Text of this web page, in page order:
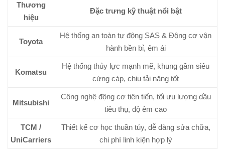
Thương
hiệu
Đặc trưng kỹ thuật nổi bật
Toyota
Hệ thống an toàn tự động SAS & Động cơ vận
hành bền bỉ, êm ái
Komatsu
Hệ thống thủy lực mạnh mẽ, khung gầm siêu
cứng cáp, chịu tải nặng tốt
Mitsubishi
Công nghệ động cơ tiên tiến, tối ưu lượng dầu
tiêu thụ, độ êm cao
TCM /
UniCarriers
Thiết kế cơ học thuần túy, dễ dàng sửa chữa,
chi phí linh kiện hợp lý